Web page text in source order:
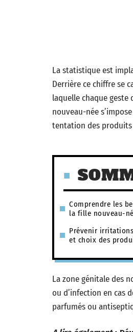
La statistique est
Derrière ce chiffre se
laquelle chaque
nouveau-née
tentation des produits
Comprendre les
la fille nouveau-
Prévenir
et choix des
La zone génitale des
ou d’infection en cas
parfumés ou